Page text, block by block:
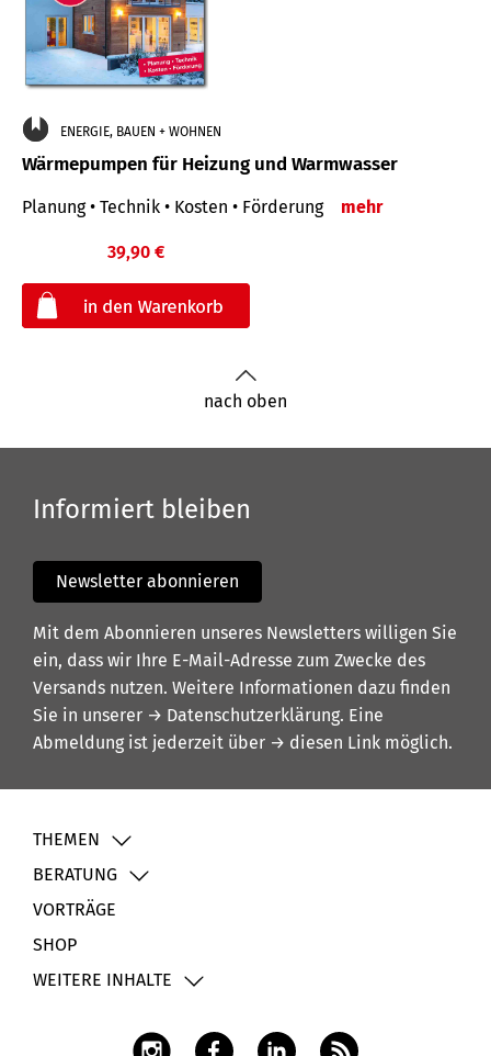
ENERGIE, BAUEN + WOHNEN
Wärmepumpen für Heizung und Warmwasser
Planung • Technik • Kosten • Förderung mehr
39,90 €
nach oben
Informiert bleiben
Newsletter abonnieren
Mit dem Abonnieren unseres Newsletters willigen Sie
ein, dass wir Ihre E-Mail-Adresse zum Zwecke des
Versands nutzen. Weitere Informationen dazu finden
Sie in unserer → Datenschutzerklärung. Eine
Abmeldung ist jederzeit über → diesen Link möglich.
THEMEN
BERATUNG
VORTRÄGE
SHOP
WEITERE INHALTE